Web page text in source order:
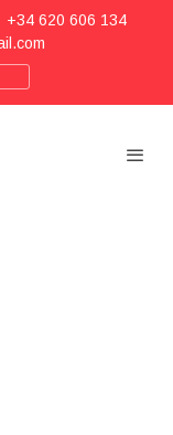
+34 620 606 134